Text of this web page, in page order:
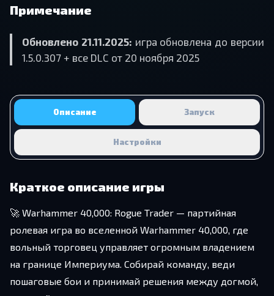
Примечание
Обновлено 21.11.2025: игра обновлена до версии
1.5.0.307 + все DLC от 20 ноября 2025
Описание Запуск
Настройки
Краткое описание игры
🚀 Warhammer 40,000: Rogue Trader — партийная
ролевая игра во вселенной Warhammer 40,000, где
вольный торговец управляет огромным владением
на границе Империума. Собирай команду, веди
пошаговые бои и принимай решения между догмой,